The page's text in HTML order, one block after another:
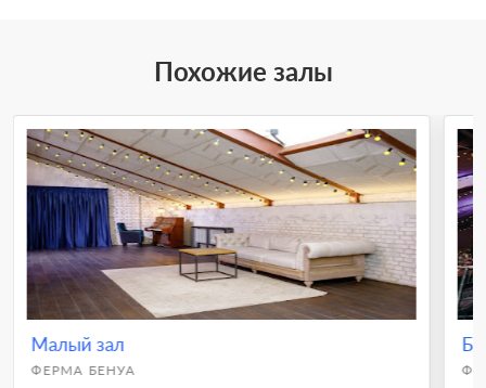
Похожие залы
Малый зал
ФЕРМА БЕНУА